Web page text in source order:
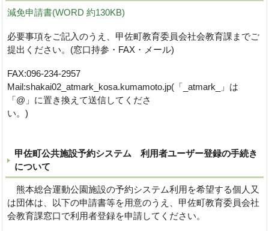
減免申請書(WORD 約130KB)
必要事項をご記入のうえ、甲佐町教育委員会社会教育課までご
提出ください。(窓口持参・FAX・メール)
FAX:096-234-2957
Mail:shakai02_atmark_kosa.kumamoto.jp(「_atmark_」は
「@」に置き換えて送信してくださ
い。
甲佐町公共施設予約システム 利用者ユーザー登録の手続き
について
熊本総合運動公園施設の予約システム利用を希望する個人又
は団体は、以下の申請書等を用意のうえ、甲佐町教育委員会社
会教育課窓口で利用者登録を申請してください。